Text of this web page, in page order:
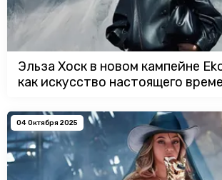
Эльза Хоск в новом кампейне
как искусство настоящего
04 Октября 2025